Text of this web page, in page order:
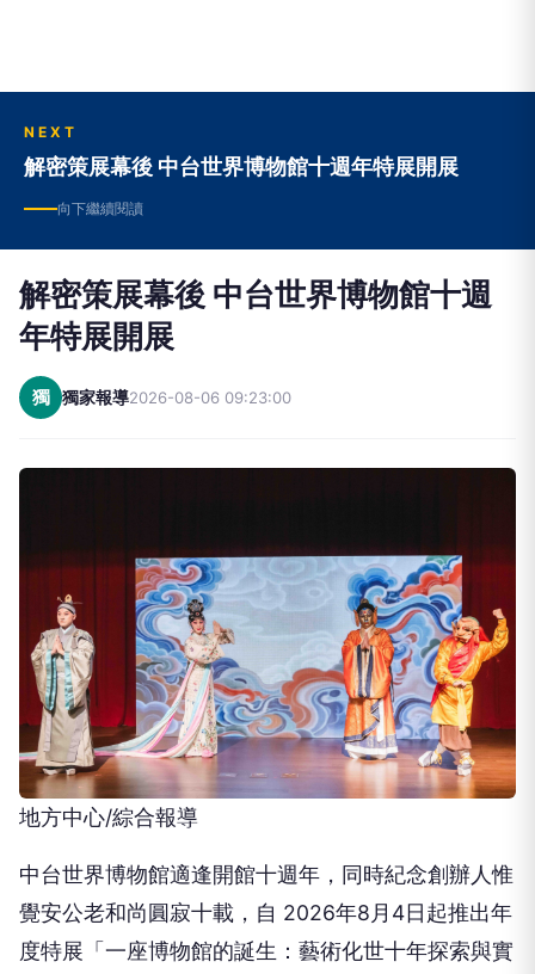
NEXT
解密策展幕後 中台世界博物館十週年特展開展
向下繼續閱讀
解密策展幕後 中台世界博物館十週
年特展開展
獨 獨家報導2026-08-06 09:23:00
地方中心/綜合報導
中台世界博物館適逢開館⼗週年，同時紀念創辦⼈惟
覺安公⽼和尚圓寂⼗載，⾃ 2026年8⽉4⽇起推出年
度特展「⼀座博物館的誕⽣：藝術化世⼗年探索與實